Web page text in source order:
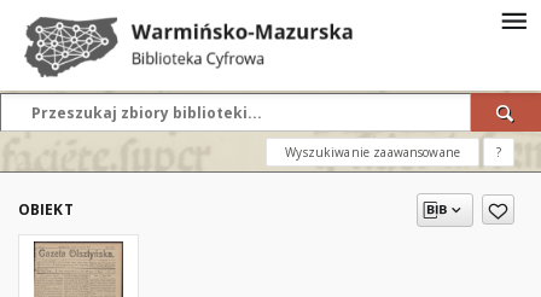
Wyszukiwanie zaawansowane ?
OBIEKT